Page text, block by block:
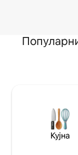
Кујна